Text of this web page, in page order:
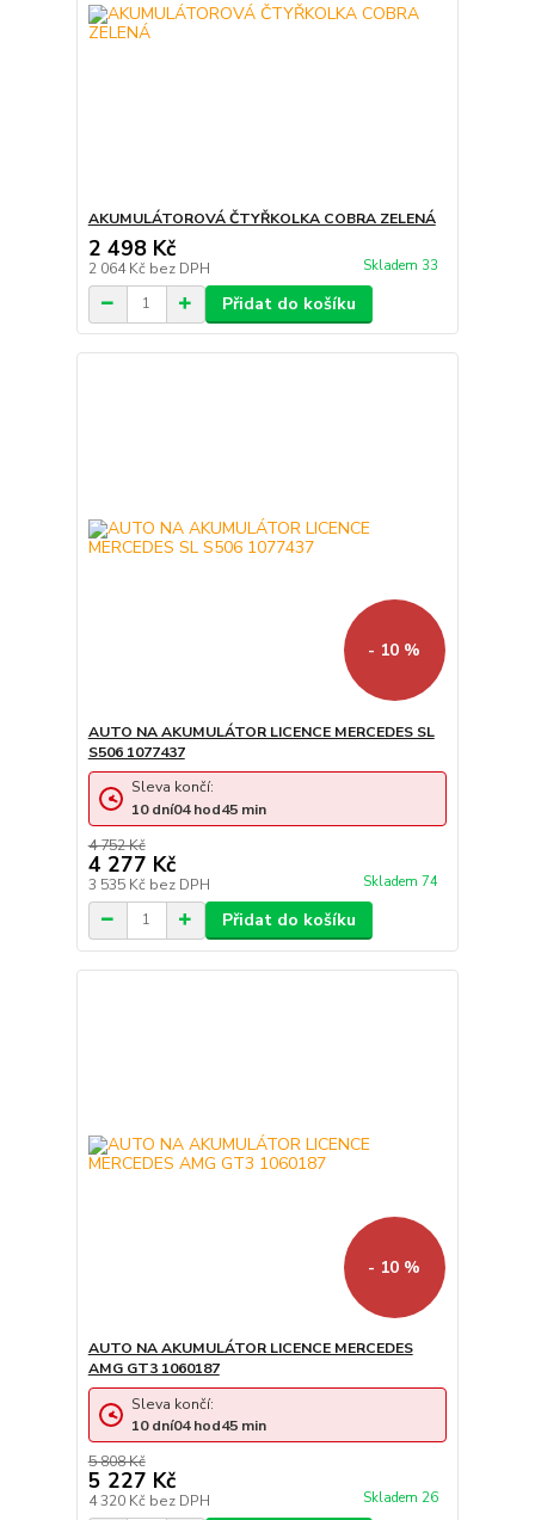
AKUMULÁTOROVÁ ČTYŘKOLKA COBRA ZELENÁ
2 498 Kč
2 064 Kč bez DPH Skladem 33
Přidat do košíku
- 10 %
AUTO NA AKUMULÁTOR LICENCE MERCEDES SL
S506 1077437
4 752 Kč
4 277 Kč
3 535 Kč bez DPH Skladem 74
Sleva končí:
10 dní04hod45 min
Přidat do košíku
- 10 %
AUTO NA AKUMULÁTOR LICENCE MERCEDES
AMG GT3 1060187
5 808 Kč
5 227 Kč
4 320 Kč bez DPH Skladem 26
Sleva končí:
10 dní04hod45 min